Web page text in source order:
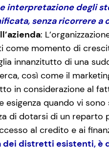
interpretazione degli
senza ricorrere a
:
momento di
innanzitutto di una
così come il
in considerazione al
quando vi
di dotarsi di un reparto
al credito e ai
dei distretti esistenti, è